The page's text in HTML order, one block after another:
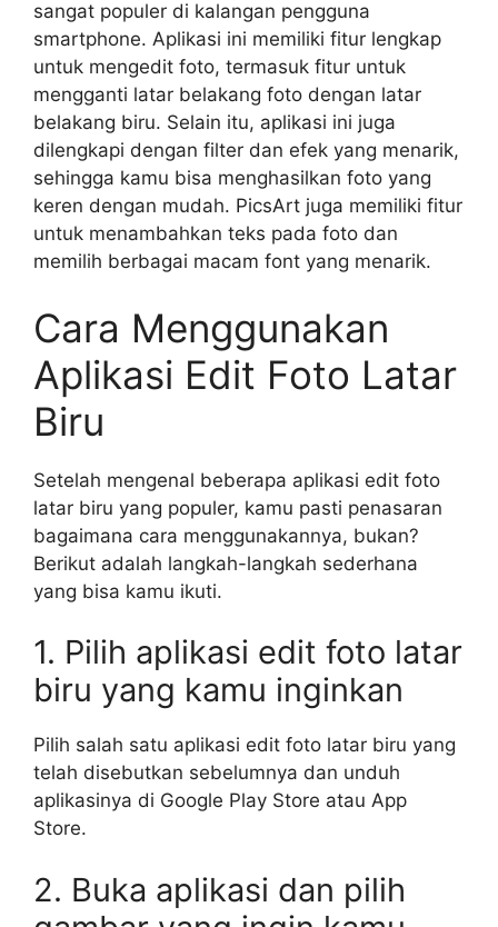
sangat populer di kalangan pengguna
smartphone. Aplikasi ini memiliki fitur lengkap
untuk mengedit foto, termasuk fitur untuk
mengganti latar belakang foto dengan latar
belakang biru. Selain itu, aplikasi ini juga
dilengkapi dengan filter dan efek yang menarik,
sehingga kamu bisa menghasilkan foto yang
keren dengan mudah. PicsArt juga memiliki fitur
untuk menambahkan teks pada foto dan
memilih berbagai macam font yang menarik.
Cara Menggunakan
Aplikasi Edit Foto Latar
Biru
Setelah mengenal beberapa aplikasi edit foto
latar biru yang populer, kamu pasti penasaran
bagaimana cara menggunakannya, bukan?
Berikut adalah langkah-langkah sederhana
yang bisa kamu ikuti.
1. Pilih aplikasi edit foto latar
biru yang kamu inginkan
Pilih salah satu aplikasi edit foto latar biru yang
telah disebutkan sebelumnya dan unduh
aplikasinya di Google Play Store atau App
Store.
2. Buka aplikasi dan pilih